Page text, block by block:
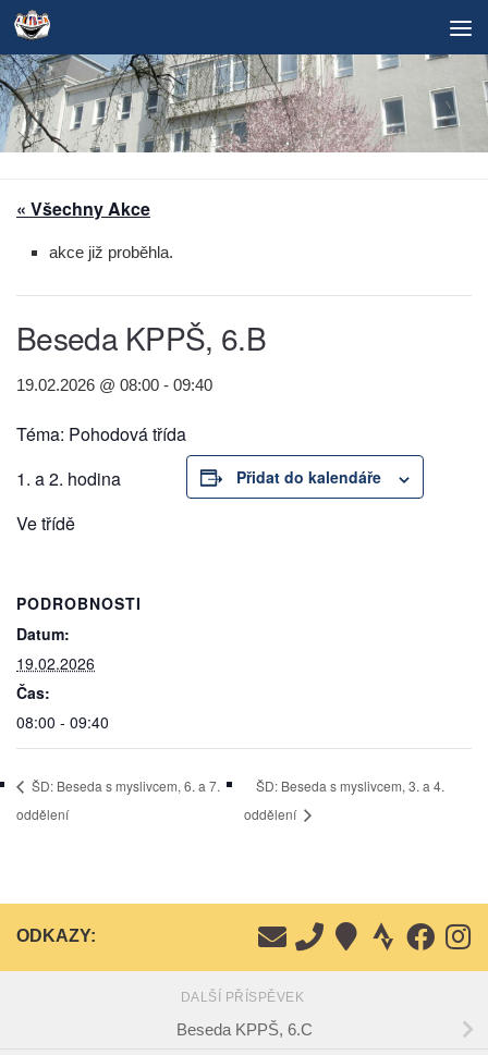
Skip to content
« Všechny Akce
akce již proběhla.
Beseda KPPŠ, 6.B
19.02.2026 @ 08:00 - 09:40
Téma: Pohodová třída
1. a 2. hodina
Ve třídě
Přidat do kalendáře
PODROBNOSTI
Datum:
19.02.2026
Čas:
08:00 - 09:40
ŠD: Beseda s myslivcem, 6. a 7.
oddělení
ŠD: Beseda s myslivcem, 3. a 4.
oddělení
ODKAZY:
DALŠÍ PŘÍSPĚVEK
Beseda KPPŠ, 6.C